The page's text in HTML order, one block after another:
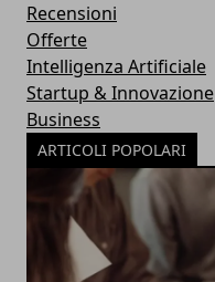
Recensioni
Offerte
Intelligenza Artificiale
Startup & Innovazione
Business
ARTICOLI POPOLARI